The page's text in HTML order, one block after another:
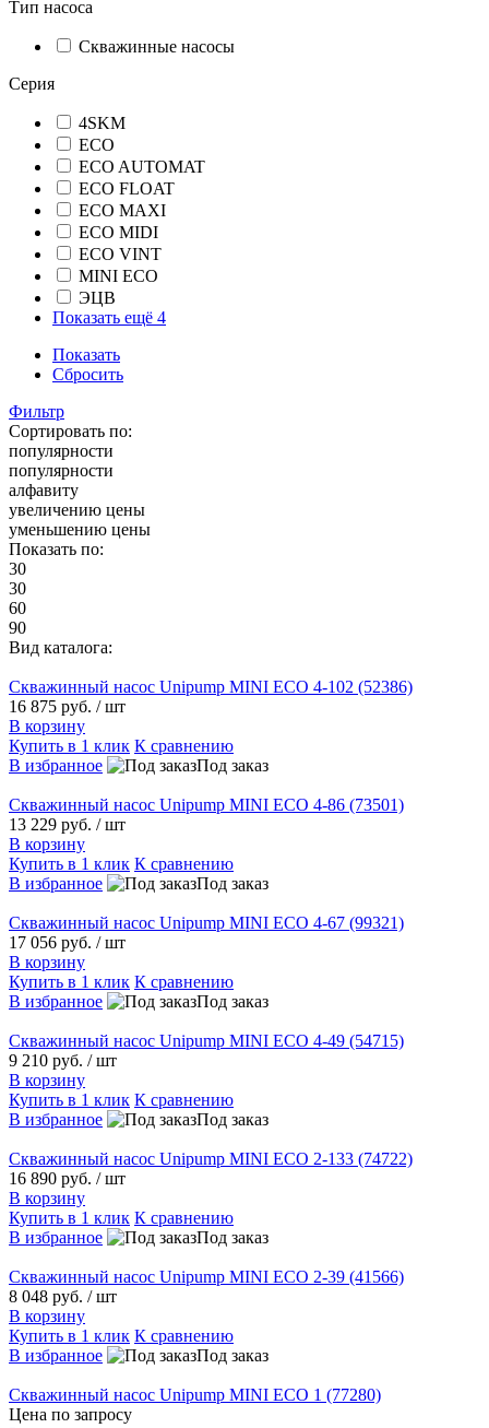
Тип насоса
Скважинные насосы
Серия
4SKM
ECO
ECO AUTOMAT
ECO FLOAT
ECO MAXI
ECO MIDI
ECO VINT
MINI ECO
ЭЦВ
Показать ещё 4
Показать
Сбросить
Фильтр
Сортировать по:
популярности
популярности
алфавиту
увеличению цены
уменьшению цены
Показать по:
30
30
60
90
Вид каталога:
Скважинный насос Unipump MINI ECO 4-102 (52386)
16 875 руб. / шт
В корзину
Купить в 1 клик К сравнению
В избранное
Под заказ
Скважинный насос Unipump MINI ECO 4-86 (73501)
13 229 руб. / шт
В корзину
Купить в 1 клик К сравнению
В избранное
Под заказ
Скважинный насос Unipump MINI ECO 4-67 (99321)
17 056 руб. / шт
В корзину
Купить в 1 клик К сравнению
В избранное
Под заказ
Скважинный насос Unipump MINI ECO 4-49 (54715)
9 210 руб. / шт
В корзину
Купить в 1 клик К сравнению
В избранное
Под заказ
Скважинный насос Unipump MINI ECO 2-133 (74722)
16 890 руб. / шт
В корзину
Купить в 1 клик К сравнению
В избранное
Под заказ
Скважинный насос Unipump MINI ECO 2-39 (41566)
8 048 руб. / шт
В корзину
Купить в 1 клик К сравнению
В избранное
Под заказ
Скважинный насос Unipump MINI ECO 1 (77280)
Цена по запросу